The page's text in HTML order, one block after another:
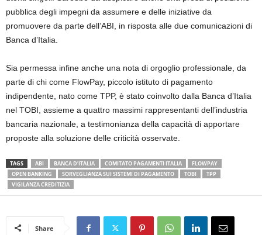
pubblica degli impegni da assumere e delle iniziative da
promuovere da parte dell’ABI, in risposta alle due comunicazioni di
Banca d’Italia.
Sia permessa infine anche una nota di orgoglio professionale, da
parte di chi come FlowPay, piccolo istituto di pagamento
indipendente, nato come TPP, è stato coinvolto dalla Banca d’Italia
nel TOBI, assieme a quattro massimi rappresentanti dell’industria
bancaria nazionale, a testimonianza della capacità di apportare
proposte alla soluzione delle criticità osservate.
TAGS ABI BANCA D’ITALIA COMITATO PAGAMENTI ITALIA
FLOWPAY
OPEN BANKING
SORVEGLIANZA SUI SISTEMI DI PAGAMENTO TOBI
TPP
VIGILANZA CREDITIZIA
Share